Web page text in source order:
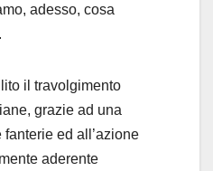
adesso, cosa
il travolgimento
grazie ad una
ed all’azione
aderente